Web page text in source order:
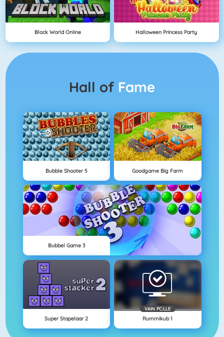
Block World Online Halloween Princess Party
Hall of Fame
Bubble Shooter 5 Goodgame Big Farm
Bubbel Game 3
Super Stapelaar 2
VAIN PC:LLE
Rummikub 1